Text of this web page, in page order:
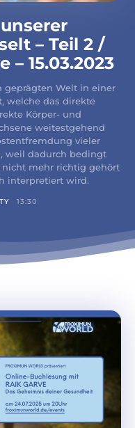
– Teil 2 /
– 15.03.2023
geprägten Welt in einer
welche das direkte
Körper- und
weitestgehend
vieler
weil dadurch bedingt
nicht mehr richtig gehört
interpretiert wird.
13:30